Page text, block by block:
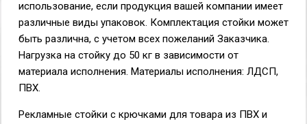
использование, если продукция вашей компании имеет
различные виды упаковок. Комплектация стойки может
быть различна, с учетом всех пожеланий Заказчика.
Нагрузка на стойку до 50 кг в зависимости от
материала исполнения. Материалы исполнения: ЛДСП,
ПВХ.
Рекламные стойки с крючками для товара из ПВХ и